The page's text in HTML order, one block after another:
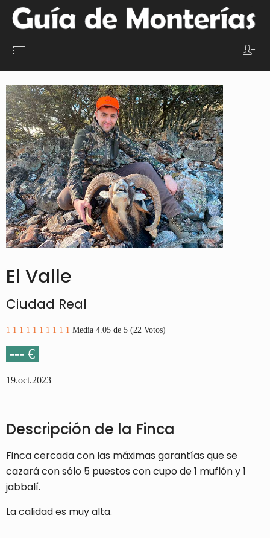
El Valle
Ciudad Real
1 1 1 1 1 1 1 1 1 1 Media 4.05 de 5 (22 Votos)
--- €
19.oct.2023
Descripción de la Finca
Finca cercada con las máximas garantías que se
cazará con sólo 5 puestos con cupo de 1 muflón y 1
jabbalí.
La calidad es muy alta.